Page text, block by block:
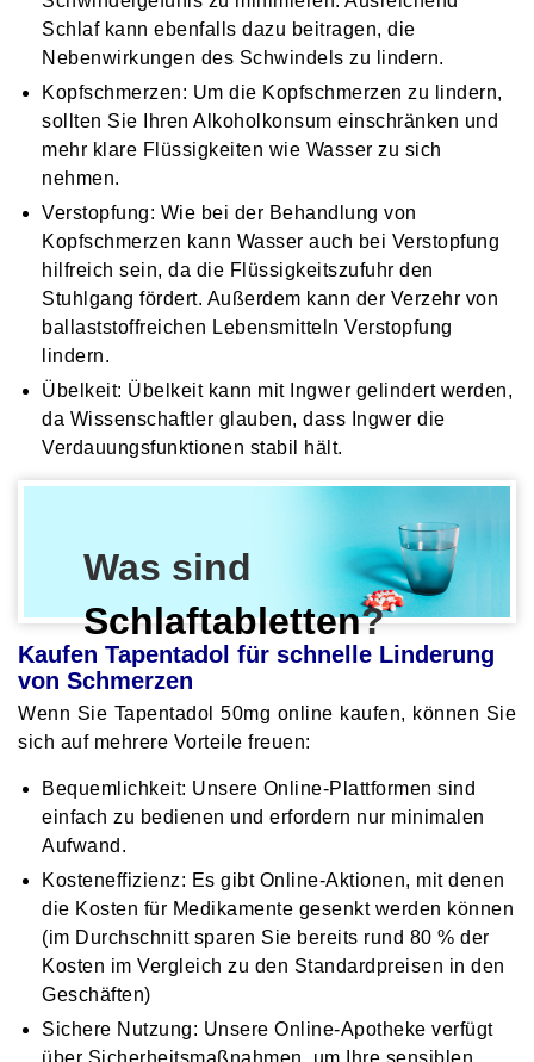
Schlaf kann ebenfalls dazu beitragen, die
Nebenwirkungen des Schwindels zu lindern.
Kopfschmerzen: Um die Kopfschmerzen zu lindern,
sollten Sie Ihren Alkoholkonsum einschränken und
mehr klare Flüssigkeiten wie Wasser zu sich
nehmen.
Verstopfung: Wie bei der Behandlung von
Kopfschmerzen kann Wasser auch bei Verstopfung
hilfreich sein, da die Flüssigkeitszufuhr den
Stuhlgang fördert. Außerdem kann der Verzehr von
ballaststoffreichen Lebensmitteln Verstopfung
lindern.
Übelkeit: Übelkeit kann mit Ingwer gelindert werden,
da Wissenschaftler glauben, dass Ingwer die
Verdauungsfunktionen stabil hält.
Was sind
Schlaftabletten?
Kaufen Tapentadol für schnelle Linderung
von Schmerzen
Wenn Sie Tapentadol 50mg online kaufen, können Sie
sich auf mehrere Vorteile freuen:
Bequemlichkeit: Unsere Online-Plattformen sind
einfach zu bedienen und erfordern nur minimalen
Aufwand.
Kosteneffizienz: Es gibt Online-Aktionen, mit denen
die Kosten für Medikamente gesenkt werden können
(im Durchschnitt sparen Sie bereits rund 80 % der
Kosten im Vergleich zu den Standardpreisen in den
Geschäften)
Sichere Nutzung: Unsere Online-Apotheke verfügt
über Sicherheitsmaßnahmen, um Ihre sensiblen